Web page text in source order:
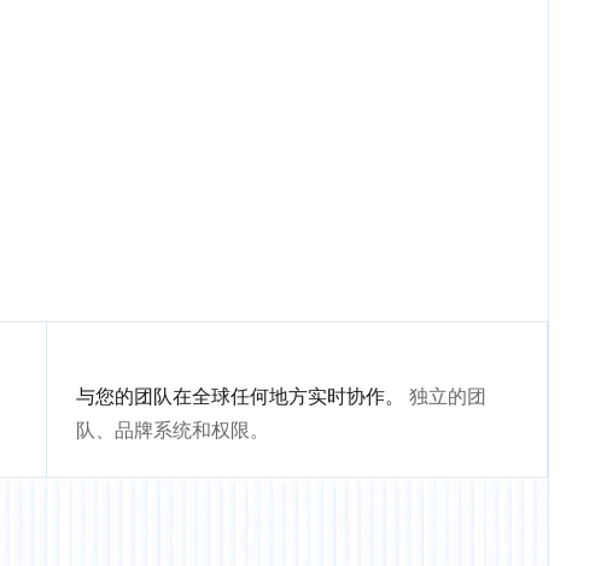
与您的团队在全球任何地方实时协作。
独立的团
队、品牌系统和权限。